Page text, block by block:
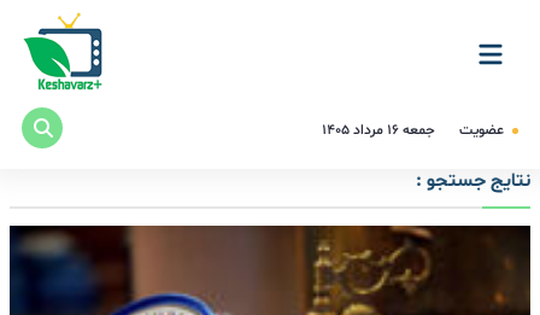
عضویت جمعه ۱۶ مرداد ۱۴۰۵
نتایج جستجو :